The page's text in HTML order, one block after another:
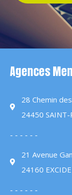
Agences
28 Chemin
24450 SAINT-
- - - - - -
21 Avenue
24160
- - - - - -